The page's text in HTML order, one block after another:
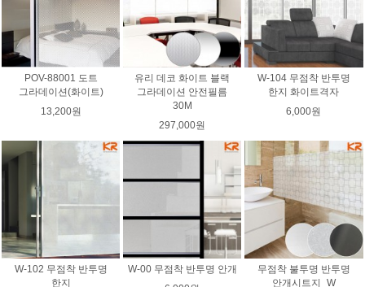
POV-88001 도트
그라데이션(화이트)
13,200원
유리 데코 화이트 블랙
그라데이션 안전필름
30M
297,000원
W-104 무점착 반투명
한지 화이트격자
6,000원
W-102 무점착 반투명
한지
W-00 무점착 반투명 안개
무점착 불투명 반투명
안개시트지_W